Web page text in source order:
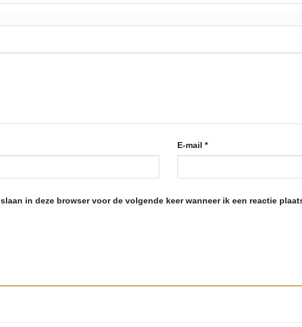
E-mail *
in deze browser voor de volgende keer wanneer ik een reactie